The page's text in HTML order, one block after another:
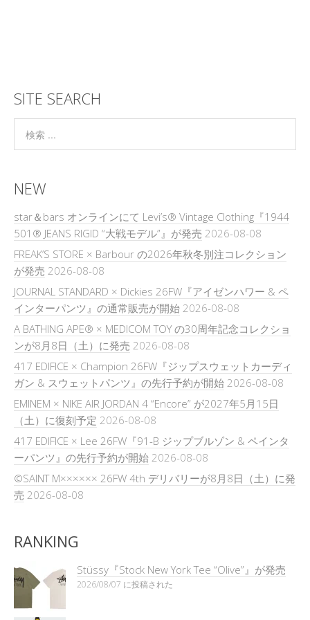
SITE SEARCH
NEW
star＆bars オンラインにて Levi’s® Vintage Clothing『1944
501® JEANS RIGID “大戦モデル”』が発売 2026-08-08
FREAK’S STORE × Barbour の2026年秋冬別注コレクション
が発売 2026-08-08
JOURNAL STANDARD × Dickies 26FW『アイゼンハワー & ペ
インターパンツ』の通常販売が開始 2026-08-08
A BATHING APE® × MEDICOM TOY の30周年記念コレクショ
ンが8月8日（土）に発売 2026-08-08
417 EDIFICE × Champion 26FW『ジップスウェットカーディ
ガン & スウェットパンツ』の先行予約が開始 2026-08-08
EMINEM × NIKE AIR JORDAN 4 “Encore” が2027年5月15日
（土）に復刻予定 2026-08-08
417 EDIFICE × Lee 26FW『91-B ジップブルゾン & ペインタ
ーパンツ』の先行予約が開始 2026-08-08
©SAINT M×××××× 26FW 4th デリバリーが8月8日（土）に発
売 2026-08-08
RANKING
Stüssy『Stock New York Tee “Olive”』が発売
2026/08/07 に投稿された